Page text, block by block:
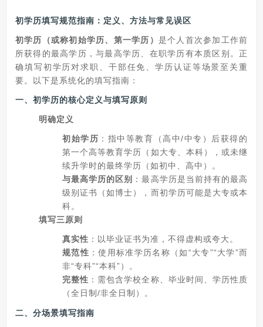
初学历填写规范指南：定义、方法与常见误区
初学历（或称初始学历、第一学历） 是个人首次参加工作前
所获得的最高学历，与最高学历、在职学历有本质区别。正
确填写初学历对求职、干部任免、学历认证等场景至关重
要。以下是系统化的填写指南：
一、初学历的核心定义与填写原则
明确定义
初始学历 ：指中等教育（高中/中专）后获得的
第一个高等教育学历（如大专、本科），或未继
续升学时的最终学历（如初中、高中）。
与最高学历的区别
：最高学历是当前持有的最高
级别证书（如博士），而初学历可能是大专或本
科。
填写三原则
真实性 ：以毕业证书为准，不得虚构或夸大。
规范性 ：使用标准学历名称（如“大专”“大学”而
非“专科”“本科”）。
完整性 ：需包含学校全称、毕业时间、学历性质
（全日制/非全日制）。
二、分场景填写指南